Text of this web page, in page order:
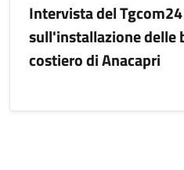
Intervista del
sull'installazione delle
costiero di Anacapri